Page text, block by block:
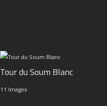
Tour du Soum Blanc
11 Images